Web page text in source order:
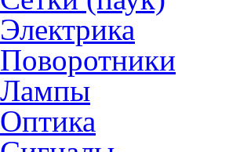
Электрика
Поворотники
Лампы
Оптика